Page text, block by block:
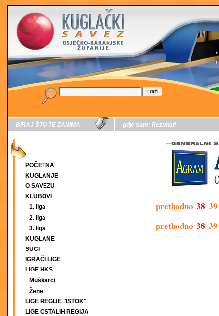
BIRAJ ŠTO TE ZANIMA
POČETNA
KUGLANJE
O SAVEZU
KLUBOVI
1. liga
2. liga
3. liga
KUGLANE
SUCI
IGRAČI LIGE
LIGE HKS
Muškarci
Žene
LIGE REGIJE "ISTOK"
LIGE OSTALIH REGIJA
gdje sam: Rezultati
prethodno 38 39
prethodno 38 39